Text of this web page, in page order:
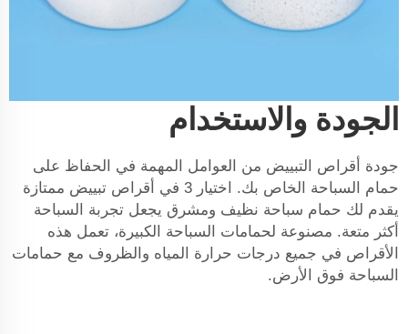
الجودة والاستخدام
جودة أقراص التبييض من العوامل المهمة في الحفاظ على
حمام السباحة الخاص بك. اختيار 3 في أقراص تبييض ممتازة
يقدم لك حمام سباحة نظيف ومشرق يجعل تجربة السباحة
أكثر متعة. مصنوعة لحمامات السباحة الكبيرة، تعمل هذه
الأقراص في جميع درجات حرارة المياه والظروف مع حمامات
السباحة فوق الأرض.